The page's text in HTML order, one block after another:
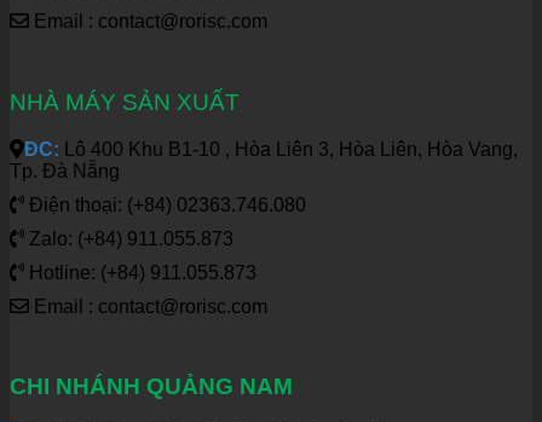
Email : contact@rorisc.com
NHÀ MÁY SẢN XUẤT
ĐC: Lô 400 Khu B1-10 , Hòa Liên 3, Hòa Liên, Hòa Vang,
Tp. Đà Nẵng
Điện thoại: (+84) 02363.746.080
Zalo: (+84) 911.055.873
Hotline: (+84) 911.055.873
Email : contact@rorisc.com
CHI NHÁNH QUẢNG NAM